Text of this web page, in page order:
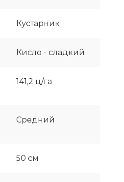
Кустарник
Кисло - сладкий
141,2 ц/га
Средний
50 см